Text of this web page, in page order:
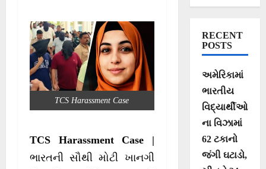
આપવીતી
TCS Harassment Case
TCS Harassment Case |
ભારતની સૌથી મોટી ખાનગી
RECENT
POSTS
અમેરિકામાં
ભારતીય
વિદ્યાર્થીઓ
ના વિઝામાં
62 ટકાનો
જંગી ઘટાડો,